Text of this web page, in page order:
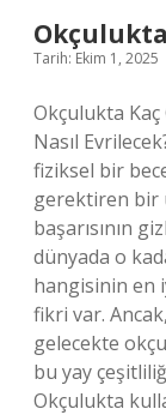
Tarih: Ekim 1, 2025
Okçulukta Kaç
Nasıl
fiziksel bir
gerektiren bir
başarısının
dünyada o
hangisinin en
fikri var.
gelecekte
bu yay
Okçulukta